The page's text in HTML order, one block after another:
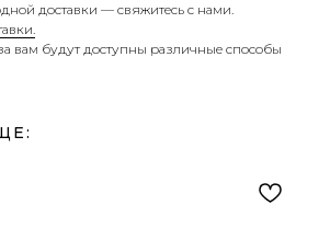
доставки — свяжитесь с нами.
вам будут доступны различные способы